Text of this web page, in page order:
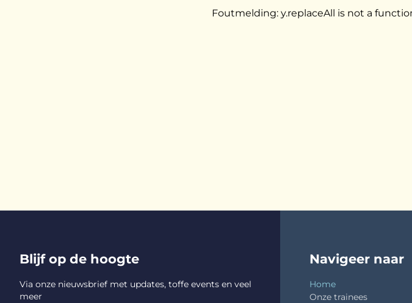
Foutmelding: y.replaceAll is not a
Blijf op de hoogte
Via onze nieuwsbrief met updates, toffe events en veel
meer
Navigeer naar
Home
Onze trainees